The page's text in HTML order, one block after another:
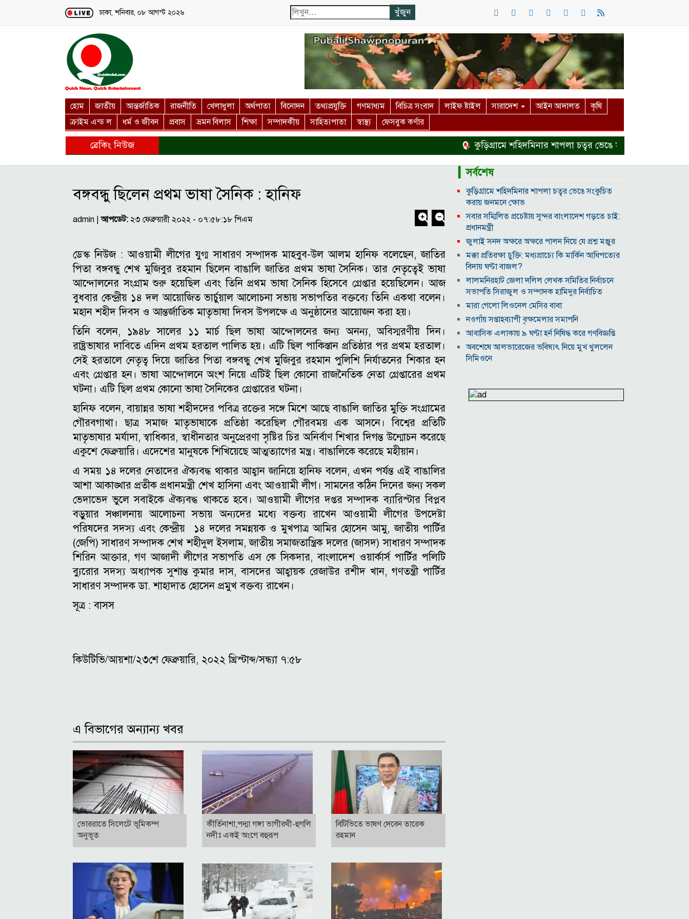
Loading...
ঢাকা, শনিবার, ০৮ আগস্ট ২০২৬
হোম জাতীয় আন্তর্জাতিক রাজনীতি খেলাধুলা অর্থপাতা বিনোদন তথ্যপ্রযুক্তি গণমাধ্যম বিচিত্র সংবাদ লাইফ ষ্টাইল সারাদেশ আইন আদালত
কৃষি
ক্রাইম এন্ড ল
ধর্ম ও জীবন প্রবাস ভ্রমন বিলাস শিক্ষা সম্পাদকীয় সাহিত্যপাতা স্বাস্থ্য ফেসবুক কর্ণার
ব্রেকিং নিউজ কুড়িগ্রামে শহিদমিনার শাপলা চত্বর ভেঙে সংকুচিত করায় জনমনে
বঙ্গবন্ধু ছিলেন প্রথম ভাষা সৈনিক : হানিফ
admin |আপডেট: ২৩ ফেব্রুয়ারী ২০২২ - ০৭:৫৮:১৮ পিএম
ডেস্ক নিউজ :আওয়ামী লীগের যুগ্ম সাধারণ সম্পাদক মাহবুব-উল আলম হানিফ বলেছেন, জাতির
পিতা বঙ্গবন্ধু শেখ মুজিবুর রহমান ছিলেন বাঙালি জাতির প্রথম ভাষা সৈনিক। তার নেতৃত্বেই ভাষা
আন্দোলনের সংগ্রাম শুরু হয়েছিল এবং তিনি প্রথম ভাষা সৈনিক হিসেবে গ্রেপ্তার হয়েছিলেন।আজ
বুধবার কেন্দ্রীয় ১৪ দল আয়োজিত ভার্চুয়াল আলোচনা সভায় সভাপতির বক্তব্যে তিনি একথা বলেন।
মহান শহীদ দিবস ও আন্তর্জাতিক মাতৃভাষা দিবস উপলক্ষে এ অনুষ্ঠানের আয়োজন করা হয়।
তিনি বলেন, ১৯৪৮ সালের ১১ মার্চ ছিল ভাষা আন্দোলনের জন্য অনন্য, অবিস্মরণীয় দিন।
রাষ্ট্রভাষার দাবিতে এদিন প্রথম হরতাল পালিত হয়। এটি ছিল পাকিস্তান প্রতিষ্ঠার পর প্রথম হরতাল।
সেই হরতালে নেতৃত্ব দিয়ে জাতির পিতা বঙ্গবন্ধু শেখ মুজিবুর রহমান পুলিশি নির্যাতনের শিকার হন
এবং গ্রেপ্তার হন। ভাষা আন্দোলনে অংশ নিয়ে এটিই ছিল কোনো রাজনৈতিক নেতা গ্রেপ্তারের প্রথম
ঘটনা। এটি ছিল প্রথম কোনো ভাষা সৈনিকের গ্রেপ্তারের ঘটনা।
হানিফ বলেন, বায়ান্নর ভাষা শহীদদের পবিত্র রক্তের সঙ্গে মিশে আছে বাঙালি জাতির মুক্তি সংগ্রামের
গৌরবগাথা। ছাত্র সমাজ মাতৃভাষাকে প্রতিষ্ঠা করেছিল গৌরবময় এক আসনে। বিশ্বের প্রতিটি
মাতৃভাষার মর্যাদা, স্বাধিকার, স্বাধীনতার অনুপ্রেরণা সৃষ্টির চির অনির্বাণ শিখার দিগন্ত উন্মোচন করেছে
একুশে ফেব্রুয়ারি। এদেশের মানুষকে শিখিয়েছে আত্মত্যাগের মন্ত্র। বাঙালিকে করেছে মহীয়ান।
এ সময় ১৪ দলের নেতাদের ঐক্যবদ্ধ থাকার আহ্বান জানিয়ে হানিফ বলেন, এখন পর্যন্ত এই বাঙালির
আশা আকাঙ্খার প্রতীক প্রধানমন্ত্রী শেখ হাসিনা এবং আওয়ামী লীগ। সামনের কঠিন দিনের জন্য সকল
ভেদাভেদ ভুলে সবাইকে ঐক্যবদ্ধ থাকতে হবে।আওয়ামী লীগের দপ্তর সম্পাদক ব্যারিস্টার বিপ্লব
বড়ুয়ার সঞ্চালনায় আলোচনা সভায় অন্যদের মধ্যে বক্তব্য রাখেন আওয়ামী লীগের উপদেষ্টা
পরিষদের সদস্য এবং কেন্দ্রীয় ১৪ দলের সমন্নয়ক ও মুখপাত্র আমির হোসেন আমু, জাতীয় পার্টির
(জেপি) সাধারণ সম্পাদক শেখ শহীদুল ইসলাম, জাতীয় সমাজতান্ত্রিক দলের (জাসদ) সাধারণ সম্পাদক
শিরিন আক্তার, গণ আজাদী লীগের সভাপতি এস কে সিকদার, বাংলাদেশ ওয়ার্কার্স পার্টির পলিটি
ব্যুরোর সদস্য অধ্যাপক সুশান্ত কুমার দাস, বাসদের আহ্বায়ক রেজাউর রশীদ খান, গণতন্ত্রী পার্টির
সাধারণ সম্পাদক ডা. শাহাদাত হোসেন প্রমুখ বক্তব্য রাখেন।
সূত্র : বাসস
কিউটিভি/আয়শা/২৩শে ফেব্রুয়ারি, ২০২২ খ্রিস্টাব্দ/সন্ধ্যা ৭:৫৮
এ বিভাগের অন্যান্য খবর
ভোররাতে সিলেটে ভূমিকম্প
অনুভূত
কীর্তিনাশা,পদ্মা গঙ্গা ভাগীরথী-হুগলি
নদীঃ একই অংগে বহুরূপ
বি‌টি‌ভিতে ভাষণ দেবেন তারেক
রহমান
▎সর্বশেষ
কুড়িগ্রামে শহিদমিনার শাপলা চত্বর ভেঙে সংকুচিত
করায় জনমনে ক্ষোভ
সবার সম্মিলিত প্রচেষ্টায় সুন্দর বাংলাদেশ গড়তে চাই:
প্রধানমন্ত্রী
জুলাই সনদ অক্ষরে অক্ষরে পালন নিয়ে যে প্রশ্ন মঞ্জুর
মক্কা প্রতিরক্ষা চুক্তি: মধ্যপ্রাচ্যে কি মার্কিন আধিপত্যের
বিদায় ঘণ্টা বাজল?
‎লালমনিরহাট জেলা দলিল লেখক সমিতির নির্বাচনে
সভাপতি সিরাজুল ও সম্পাদক হামিদুর নির্বাচিত
মারা গেলো লিওনেল মেসির বাবা
নওগাঁয় সপ্তাহব্যাপী বৃক্ষমেলার সমাপনি
আবাসিক এলাকায় ৯ ঘণ্টা হর্ন নিষিদ্ধ করে গণবিজ্ঞপ্তি
অবশেষে আলভারেজের ভবিষ্যৎ নিয়ে মুখ খুললেন
সিমিওনে
পরকীয়া ও অর্থ কেলেঙ্কারির অভিযোগে চাপে ফিফা
প্রধান ইনফান্তিনো